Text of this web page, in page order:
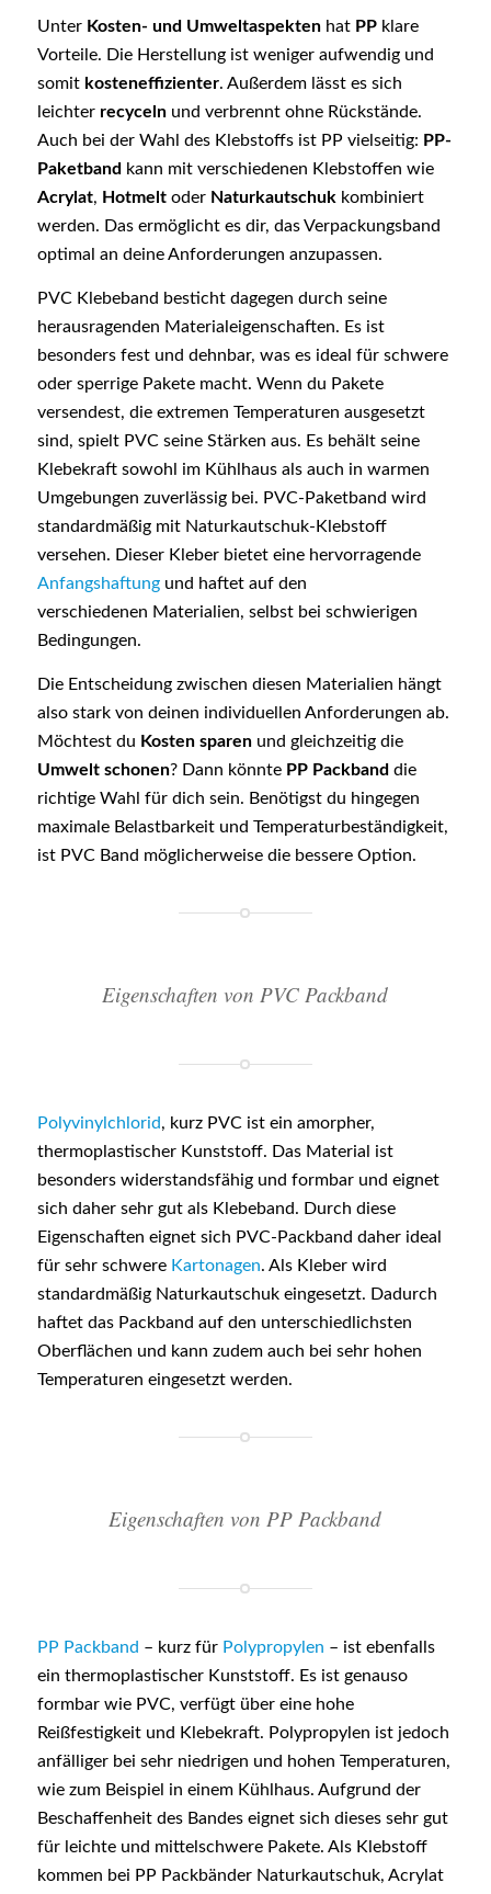
Unter Kosten- und Umweltaspektenhat PPklare
Vorteile. Die Herstellung ist weniger aufwendig und
somit kosteneffizienter. Außerdem lässt es sich
leichter recycelnund verbrennt ohne Rückstände.
Auch bei der Wahl des Klebstoffs ist PP vielseitig: PP-
Paketband kann mit verschiedenen Klebstoffen wie
Acrylat, Hotmeltoder Naturkautschukkombiniert
werden. Das ermöglicht es dir, das Verpackungsband
optimal an deine Anforderungen anzupassen.
PVC Klebeband besticht dagegen durch seine
herausragenden Materialeigenschaften. Es ist
besonders fest und dehnbar, was es ideal für schwere
oder sperrige Pakete macht. Wenn du Pakete
versendest, die extremen Temperaturen ausgesetzt
sind, spielt PVC seine Stärken aus. Es behält seine
Klebekraft sowohl im Kühlhaus als auch in warmen
Umgebungen zuverlässig bei. PVC-Paketband wird
standardmäßig mit Naturkautschuk-Klebstoff
versehen. Dieser Kleber bietet eine hervorragende
Anfangshaftungund haftet auf den
verschiedenen Materialien, selbst bei schwierigen
Bedingungen.
Die Entscheidung zwischen diesen Materialien hängt
also stark von deinen individuellen Anforderungen ab.
Möchtest du Kosten sparenund gleichzeitig die
Umwelt schonen? Dann könnte PP Packband die
richtige Wahl für dich sein. Benötigst du hingegen
maximale Belastbarkeit und Temperaturbeständigkeit,
ist PVC Band möglicherweise die bessere Option.
Eigenschaften von PVC Packband
Polyvinylchlorid, kurz PVC ist ein amorpher,
thermoplastischer Kunststoff. Das Material ist
besonders widerstandsfähig und formbar und eignet
sich daher sehr gut als Klebeband. Durch diese
Eigenschaften eignet sich PVC-Packband daher ideal
für sehr schwere Kartonagen. Als Kleber wird
standardmäßig Naturkautschuk eingesetzt. Dadurch
haftet das Packband auf den unterschiedlichsten
Oberflächen und kann zudem auch bei sehr hohen
Temperaturen eingesetzt werden.
Eigenschaften von PP Packband
PP Packband – kurz für Polypropylen – ist ebenfalls
ein thermoplastischer Kunststoff. Es ist genauso
formbar wie PVC, verfügt über eine hohe
Reißfestigkeit und Klebekraft. Polypropylen ist jedoch
anfälliger bei sehr niedrigen und hohen Temperaturen,
wie zum Beispiel in einem Kühlhaus. Aufgrund der
Beschaffenheit des Bandes eignet sich dieses sehr gut
für leichte und mittelschwere Pakete. Als Klebstoff
kommen bei PP Packbänder Naturkautschuk, Acrylat